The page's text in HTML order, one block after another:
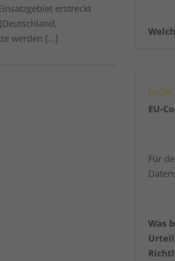
erstreckt
werden […]
EU-
Für
Was
Urteil